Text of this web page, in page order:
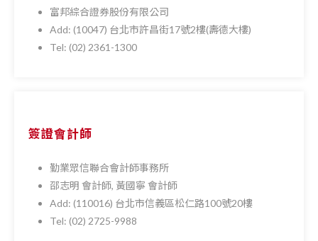
富邦綜合證券股份有限公司
Add: (10047) 台北市許昌街17號2樓(壽德大樓)
Tel: (02) 2361-1300
簽證會計師
勤業眾信聯合會計師事務所
邵志明 會計師, 黃國寧 會計師
Add: (110016) 台北市信義區松仁路100號20樓
Tel: (02) 2725-9988